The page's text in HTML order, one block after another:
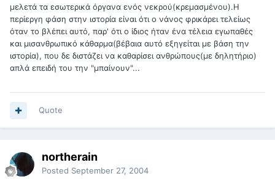
μελετά τα εσωτερικά όργανα ενός νεκρού(κρεμασμένου).Η
περίεργη φάση στην ιστορία είναι ότι ο νάνος φρικάρει τελείως
όταν το βλέπει αυτό, παρ' ότι ο ίδιος ήταν ένα τέλεια εγωπαθές
και μισανθρωπικό κάθαρμα(βέβαια αυτό εξηγείται με βάση την
ιστορία), που δε διστάζει να καθαρίσει ανθρώπους(με δηλητήριο)
απλά επειδή του την "μπαίνουν"...
Quote
northerain
Posted September 27, 2004